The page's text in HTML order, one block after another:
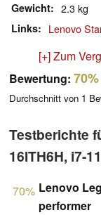
Gewicht 2.3 kg
Links Lenovo
[+] Zum
Bewertung: 70%
Durchschnitt von 1
Testberichte
16ITH6H, i7-
70% Lenovo
performer